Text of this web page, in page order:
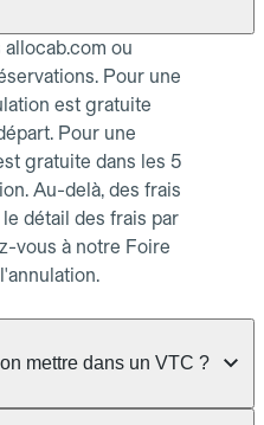
ou
Pour une
est gratuite
Pour une
gratuite dans les 5
Au-delà, des frais
détail des frais par
vous à notre Foire
mettre dans un VTC ?